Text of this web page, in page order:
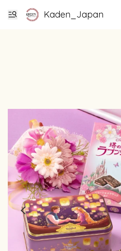
Kaden_Japan